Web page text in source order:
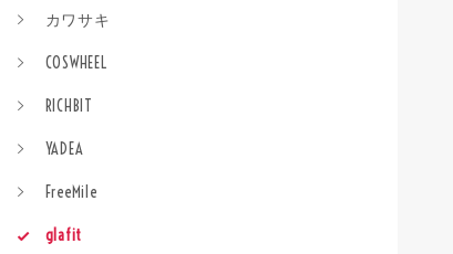
カワサキ
COSWHEEL
RICHBIT
YADEA
FreeMile
glafit